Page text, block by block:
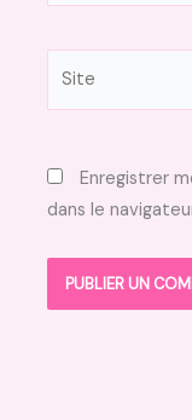
Enregistrer
dans le